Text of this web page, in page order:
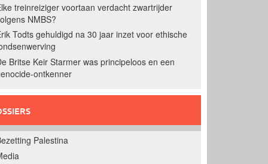
treinreiziger voortaan verdacht zwartrijder
NMBS?
Todts gehuldigd na 30 jaar inzet voor ethische
Britse Keir Starmer was principeloos en een
ontkenner
Palestina